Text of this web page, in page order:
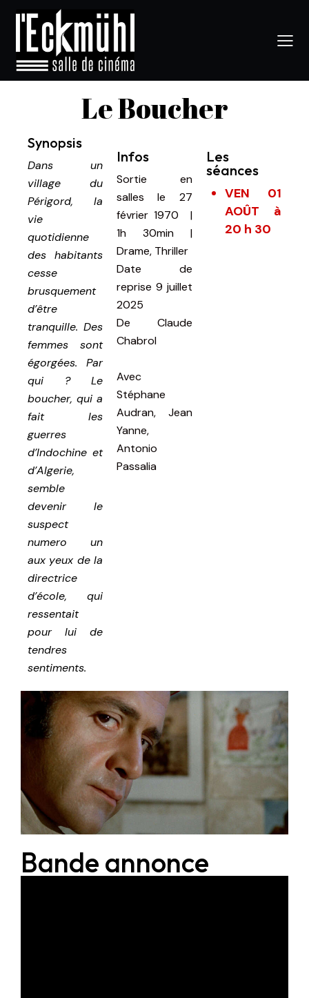
Le Boucher
Synopsis
Dans un
village du
Périgord, la
vie
quotidienne
des habitants
cesse
brusquement
d’être
tranquille. Des
femmes sont
égorgées. Par
qui ? Le
boucher, qui a
fait les
guerres
d’Indochine et
d’Algerie,
semble
devenir le
suspect
numero un
aux yeux de la
directrice
d’école, qui
ressentait
pour lui de
tendres
sentiments.
Infos
Sortie en
salles le 27
février 1970
|
1h 30min |
Drame, Thriller
Date de
reprise 9 juillet
2025
De Claude
Chabrol
Avec
Stéphane
Audran, Jean
Yanne,
Antonio
Passalia
Les
séances
VEN 01
AOÛT à
20 h 30
Bande annonce